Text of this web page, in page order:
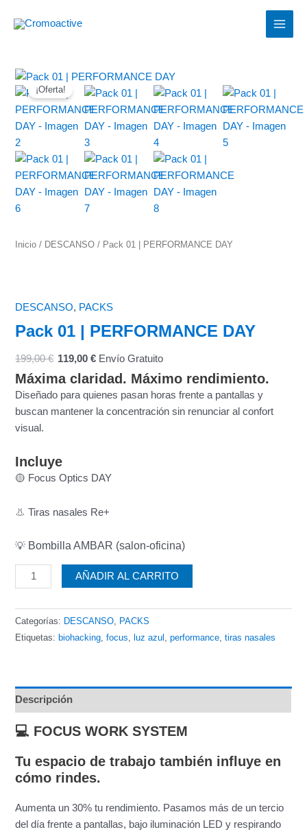
MAIN
¡Oferta!
Inicio / DESCANSO / Pack 01 | PERFORMANCE DAY
DESCANSO, PACKS
Pack 01 | PERFORMANCE DAY
199,00€
El
precio
original
era:
199,00 €.
119,00€
El
precio
actual
es:
119,00 €.
Envío Gratuito
Máxima claridad. Máximo rendimiento.
Diseñado para quienes pasan horas frente a pantallas y
buscan mantener la concentración sin renunciar al confort
visual.
Incluye
🟡 Focus Optics DAY
👃 Tiras nasales Re+
💡 Bombilla AMBAR (salon-oficina)
Pack
01
|
PERFORMANCE
DAY
cantidad
AÑADIR AL CARRITO
Categorías: DESCANSO, PACKS
Etiquetas: biohacking,focus, luz azul ,performance,tiras nasales
Descripción
💻 FOCUS WORK SYSTEM
Tu espacio de trabajo también influye en
cómo rindes.
Aumenta un 30% tu rendimiento. Pasamos más de un tercio
del día frente a pantallas, bajo iluminación LED y respirando